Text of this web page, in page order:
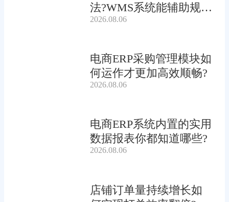
法?WMS系统能辅助规划
吗?
2026.08.06
电商ERP采购管理模块如
何运作才更加高效顺畅?
2026.08.06
电商ERP系统内置的实用
数据报表你都知道哪些?
2026.08.06
店铺订单量持续增长如